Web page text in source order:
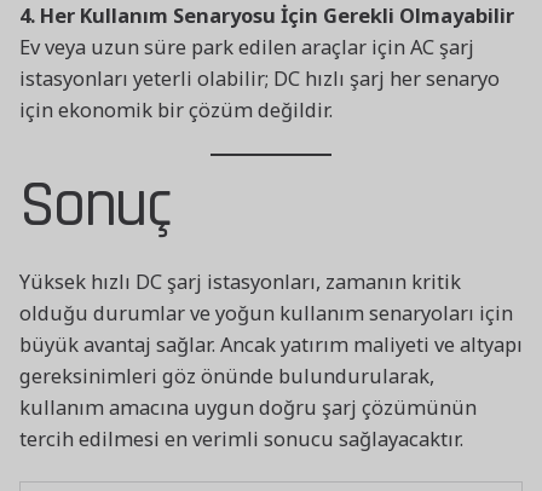
4. Her Kullanım Senaryosu İçin Gerekli Olmayabilir
Ev veya uzun süre park edilen araçlar için AC şarj
istasyonları yeterli olabilir; DC hızlı şarj her senaryo
için ekonomik bir çözüm değildir.
Sonuç
Yüksek hızlı DC şarj istasyonları, zamanın kritik
olduğu durumlar ve yoğun kullanım senaryoları için
büyük avantaj sağlar. Ancak yatırım maliyeti ve altyapı
gereksinimleri göz önünde bulundurularak,
kullanım amacına uygun doğru şarj çözümünün
tercih edilmesi en verimli sonucu sağlayacaktır.